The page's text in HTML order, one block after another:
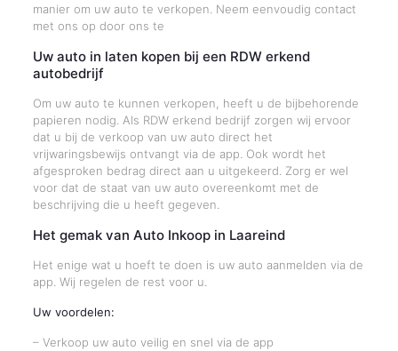
manier om uw auto te verkopen. Neem eenvoudig contact
met ons op door ons te
Uw auto in laten kopen bij een RDW erkend
autobedrijf
Om uw auto te kunnen verkopen, heeft u de bijbehorende
papieren nodig. Als RDW erkend bedrijf zorgen wij ervoor
dat u bij de verkoop van uw auto direct het
vrijwaringsbewijs ontvangt via de app. Ook wordt het
afgesproken bedrag direct aan u uitgekeerd. Zorg er wel
voor dat de staat van uw auto overeenkomt met de
beschrijving die u heeft gegeven.
Het gemak van Auto Inkoop in Laareind
Het enige wat u hoeft te doen is uw auto aanmelden via de
app. Wij regelen de rest voor u.
Uw voordelen:
– Verkoop uw auto veilig en snel via de app